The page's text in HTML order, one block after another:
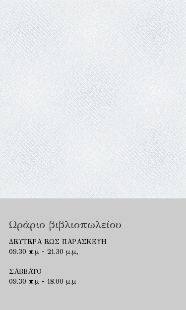
Ωράριο βιβλιοπωλείου
ΔΕΥΤΕΡΑ ΕΩΣ ΠΑΡΑΣΚΕΥΗ
09.30 π.μ - 21.30 μ.μ,
ΣΑΒΒΑΤΟ
09.30 π.μ - 18.00 μ.μ